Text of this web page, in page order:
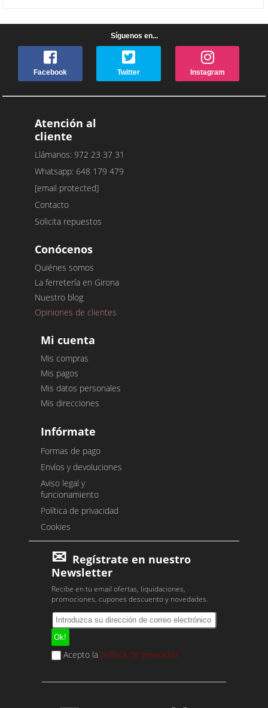
Síguenos en...
Facebook Twitter Instagram
Atención al
cliente
Llámanos: 972 23 37 31
Whatsapp: 648 179 479
[email protected]
Contacto
Solicita repuestos
Conócenos
Quiénes somos
La ferretería en Girona
Nuestro blog
Opiniones de clientes
Mi cuenta
Mis compras
Mis pagos
Mis datos personales
Mis direcciones
Infórmate
Formas de pago
Envíos y devoluciones
Aviso legal y
funcionamiento
Política de privacidad
Cookies
Regístrate en nuestro
Newsletter
Recibe en tu email ofertas, liquidaciones,
promociones, cupones descuento y novedades.
Acepto la política de privacidad